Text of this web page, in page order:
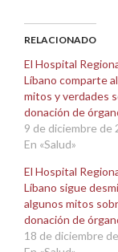
(Se
abre
una
ventana
nueva)
(Se
abre
una
RELACIONADO
El Hospital
Líbano comparte
mitos y verdades
donación de
9 de diciembre de
En «Salud»
El Hospital
Líbano sigue
algunos mitos
donación de
18 de diciembre